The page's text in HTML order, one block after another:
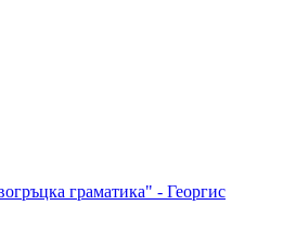
граматика" - Георгис